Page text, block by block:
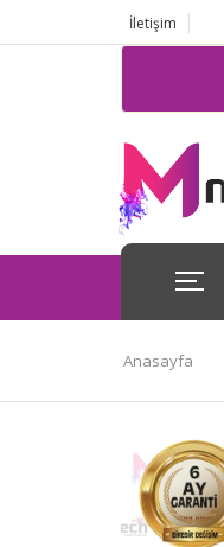
İletişim
Anasayfa